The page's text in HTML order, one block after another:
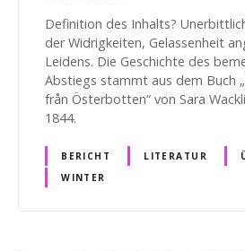
Definition des Inhalts?
der Widrigkeiten, Gelassenheit
Leidens. Die Geschichte des
Abstiegs stammt aus dem Buch
från Österbotten“ von Sara
1844.
BERICHT LITERATUR
WINTER